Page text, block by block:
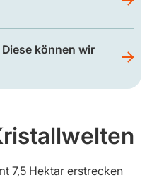
können wir
7,5 Hektar erstrecken